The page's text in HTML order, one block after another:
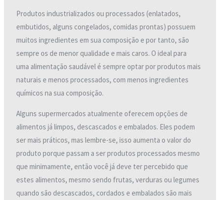
Produtos industrializados ou processados (enlatados,
embutidos, alguns congelados, comidas prontas) possuem
muitos ingredientes em sua composição e por tanto, são
sempre os de menor qualidade e mais caros. O ideal para
uma alimentação saudável é sempre optar por produtos mais
naturais e menos processados, com menos ingredientes
químicos na sua composição.
Alguns supermercados atualmente oferecem opções de
alimentos já limpos, descascados e embalados. Eles podem
ser mais práticos, mas lembre-se, isso aumenta o valor do
produto porque passam a ser produtos processados mesmo
que minimamente, então você já deve ter percebido que
estes alimentos, mesmo sendo frutas, verduras ou legumes
quando são descascados, cordados e embalados são mais